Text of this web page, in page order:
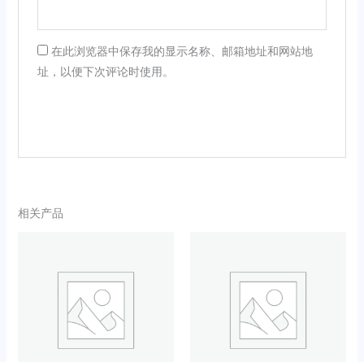
在此浏览器中保存我的显示名称、邮箱地址和网站地
址，以便下次评论时使用。
相关产品